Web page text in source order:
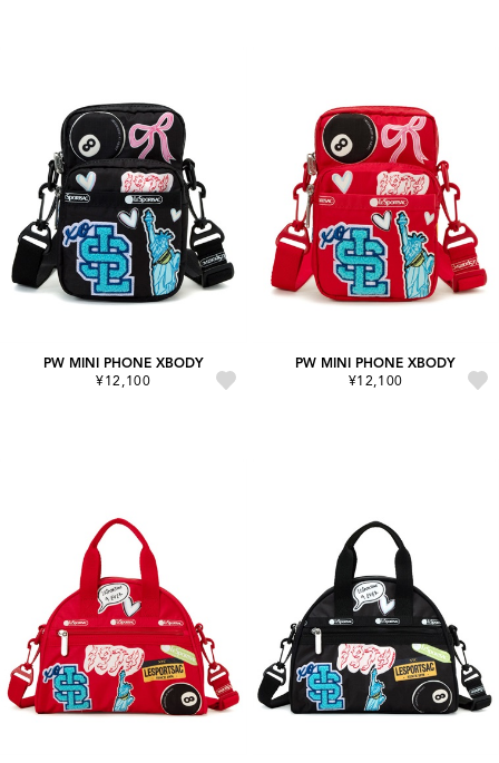
PW MINI PHONE XBODY
¥12,100
PW MINI PHONE XBODY
¥12,100